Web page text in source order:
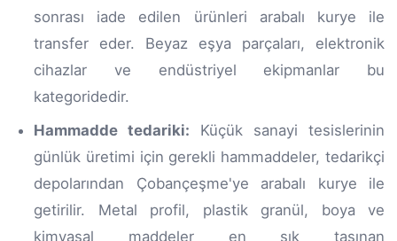
sonrası iade edilen ürünleri arabalı kurye ile
transfer eder. Beyaz eşya parçaları, elektronik
cihazlar ve endüstriyel ekipmanlar bu
kategoridedir.
Hammadde tedariki: Küçük sanayi tesislerinin
günlük üretimi için gerekli hammaddeler, tedarikçi
depolarından Çobançeşme'ye arabalı kurye ile
getirilir. Metal profil, plastik granül, boya ve
kimyasal maddeler en sık taşınan